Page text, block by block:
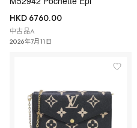
HKD 6760.00
中古品A
2026年7月11日